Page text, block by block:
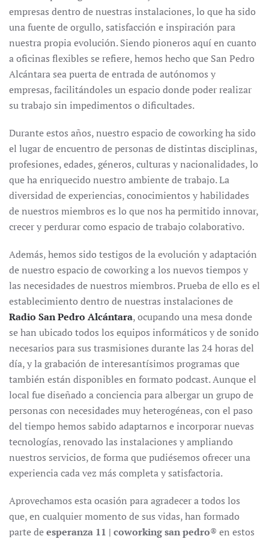
empresas dentro de nuestras instalaciones, lo que ha sido
una fuente de orgullo, satisfacción e inspiración para
nuestra propia evolución. Siendo pioneros aquí en cuanto
a oficinas flexibles se refiere, hemos hecho que San Pedro
Alcántara sea puerta de entrada de autónomos y
empresas, facilitándoles un espacio donde poder realizar
su trabajo sin impedimentos o dificultades.
Durante estos años, nuestro espacio de coworking ha sido
el lugar de encuentro de personas de distintas disciplinas,
profesiones, edades, géneros, culturas y nacionalidades, lo
que ha enriquecido nuestro ambiente de trabajo. La
diversidad de experiencias, conocimientos y habilidades
de nuestros miembros es lo que nos ha permitido innovar,
crecer y perdurar como espacio de trabajo colaborativo.
Además, hemos sido testigos de la evolución y adaptación
de nuestro espacio de coworking a los nuevos tiempos y
las necesidades de nuestros miembros. Prueba de ello es el
establecimiento dentro de nuestras instalaciones de
Radio San Pedro Alcántara, ocupando una mesa donde
se han ubicado todos los equipos informáticos y de sonido
necesarios para sus trasmisiones durante las 24 horas del
día, y la grabación de interesantísimos programas que
también están disponibles en formato podcast. Aunque el
local fue diseñado a conciencia para albergar un grupo de
personas con necesidades muy heterogéneas, con el paso
del tiempo hemos sabido adaptarnos e incorporar nuevas
tecnologías, renovado las instalaciones y ampliando
nuestros servicios, de forma que pudiésemos ofrecer una
experiencia cada vez más completa y satisfactoria.
Aprovechamos esta ocasión para agradecer a todos los
que, en cualquier momento de sus vidas, han formado
parte deesperanza 11 | coworking san pedro® en estos